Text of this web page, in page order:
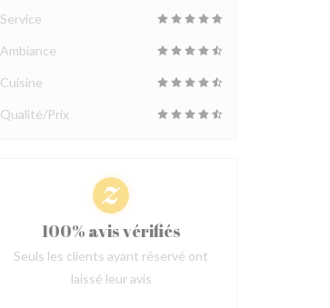
Service
Ambiance
Cuisine
Qualité/Prix
100% avis vérifiés
Seuls les clients ayant réservé ont
laissé leur avis